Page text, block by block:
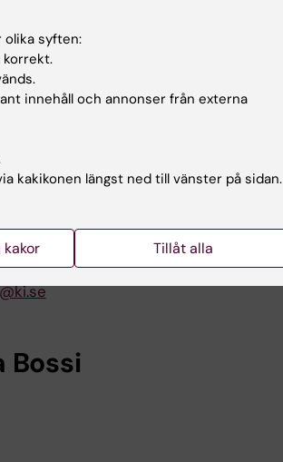
Eldh
Bossi
olika syften:
korrekt.
innehåll och annonser från externa
kakikonen längst ned till vänster på sidan.
Tillåt alla